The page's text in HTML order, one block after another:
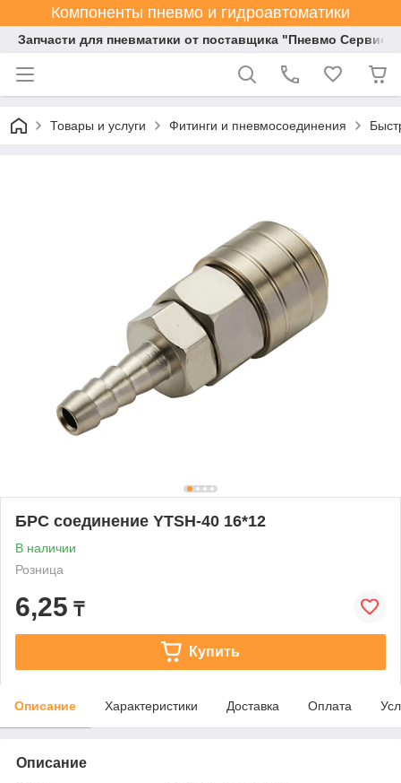
Компоненты пневмо и гидроавтоматики
Запчасти для пневматики от поставщика "Пневмо Сервис
Товары и услуги Фитинги и пневмосоединения
БРС соединение YTSH-40 16*12
В наличии
Розница
6,25 ₸
Купить
Описание Характеристики Доставка Оплата
Описание